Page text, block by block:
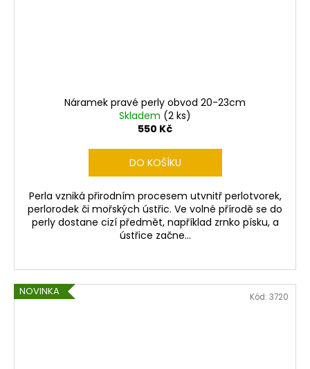
Náramek pravé perly obvod 20-23cm
Skladem (2 ks)
550 Kč
DO KOŠÍKU
Perla vzniká přirodním procesem utvnitř perlotvorek,
perlorodek či mořských ústřic. Ve volné přírodě se do
perly dostane cizí předmět, například zrnko písku, a
ústřice začne...
NOVINKA Kód: 3720